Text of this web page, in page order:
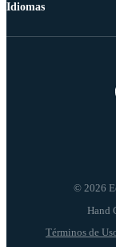
© 2026
Términos de
Idiomas